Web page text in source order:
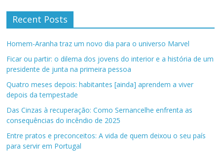
Recent Posts
Homem-Aranha traz um novo dia para o universo Marvel
Ficar ou partir: o dilema dos jovens do interior e a história de um
presidente de junta na primeira pessoa
Quatro meses depois: habitantes [ainda] aprendem a viver
depois da tempestade
Das Cinzas à recuperação: Como Sernancelhe enfrenta as
consequências do incêndio de 2025
Entre pratos e preconceitos: A vida de quem deixou o seu país
para servir em Portugal